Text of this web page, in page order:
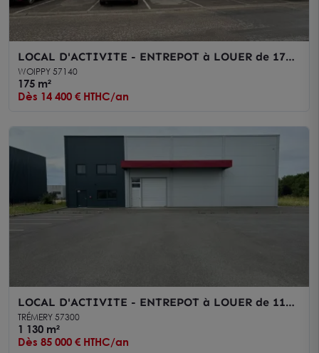
LOCAL D'ACTIVITE - ENTREPOT à LOUER de 175
m²
WOIPPY 57140
175 m²
Dès 14 400 € HTHC/an
LOCAL D'ACTIVITE - ENTREPOT à LOUER de 1130
m²
TRÉMERY 57300
1 130 m²
Dès 85 000 € HTHC/an